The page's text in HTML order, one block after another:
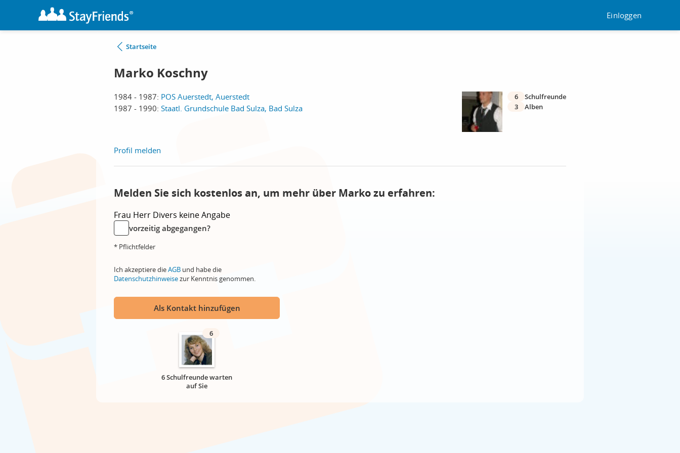
Einloggen
Startseite
Marko Koschny
1984 - 1987: POS Auerstedt, Auerstedt
1987 - 1990: Staatl. Grundschule Bad Sulza, Bad Sulza
6
Schulfreunde
3
Alben
Profil melden
Melden Sie sich kostenlos an, um mehr über Marko zu erfahren:
Frau Herr Divers keine Angabe
vorzeitig abgegangen?
* Pflichtfelder
Ich akzeptiere dieAGB und habe die
Datenschutzhinweisezur Kenntnis genommen.
Als Kontakt hinzufügen
6
6 Schulfreunde warten
auf Sie